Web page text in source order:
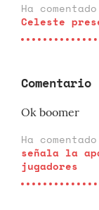
Ha
Celeste
Comentario
Ok boomer
Ha
señala la
jugadores